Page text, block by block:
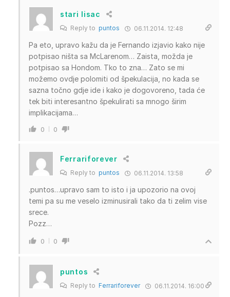
stari lisac
Reply to puntos 06.11.2014. 12:48
Pa eto, upravo kažu da je Fernando izjavio kako nije
potpisao ništa sa McLarenom… Zaista, možda je
potpisao sa Hondom. Tko to zna… Zato se mi
možemo ovdje polomiti od špekulacija, no kada se
sazna točno gdje ide i kako je dogovoreno, tada će
tek biti interesantno špekulirati sa mnogo širim
implikacijama…
0 0
Ferrariforever
Reply to puntos 06.11.2014. 13:58
.puntos…upravo sam to isto i ja upozorio na ovoj
temi pa su me veselo izminusirali tako da ti zelim vise
srece.
Pozz…
0 0
puntos
Reply to Ferrariforever 06.11.2014. 16:00